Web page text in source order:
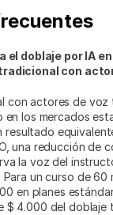
el doblaje por IA
con
con actores de voz
los mercados
resultado
una reducción de
la voz del
un curso de 60
en planes
$ 4.000 del doblaje